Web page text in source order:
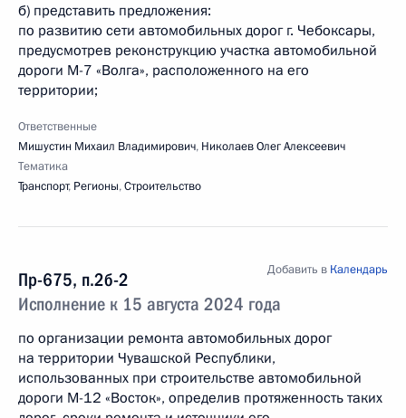
б) представить предложения:
по развитию сети автомобильных дорог г. Чебоксары,
предусмотрев реконструкцию участка автомобильной
дороги М-7 «Волга», расположенного на его
территории;
Ответственные
Мишустин Михаил Владимирович, Николаев Олег Алексеевич
Тематика
Транспорт, Регионы,Строительство
Пр-675, п.2б-2
Исполнение к 15 августа 2024 года
Добавить в Календарь
по организации ремонта автомобильных дорог
на территории Чувашской Республики,
использованных при строительстве автомобильной
дороги М-12 «Восток», определив протяженность таких